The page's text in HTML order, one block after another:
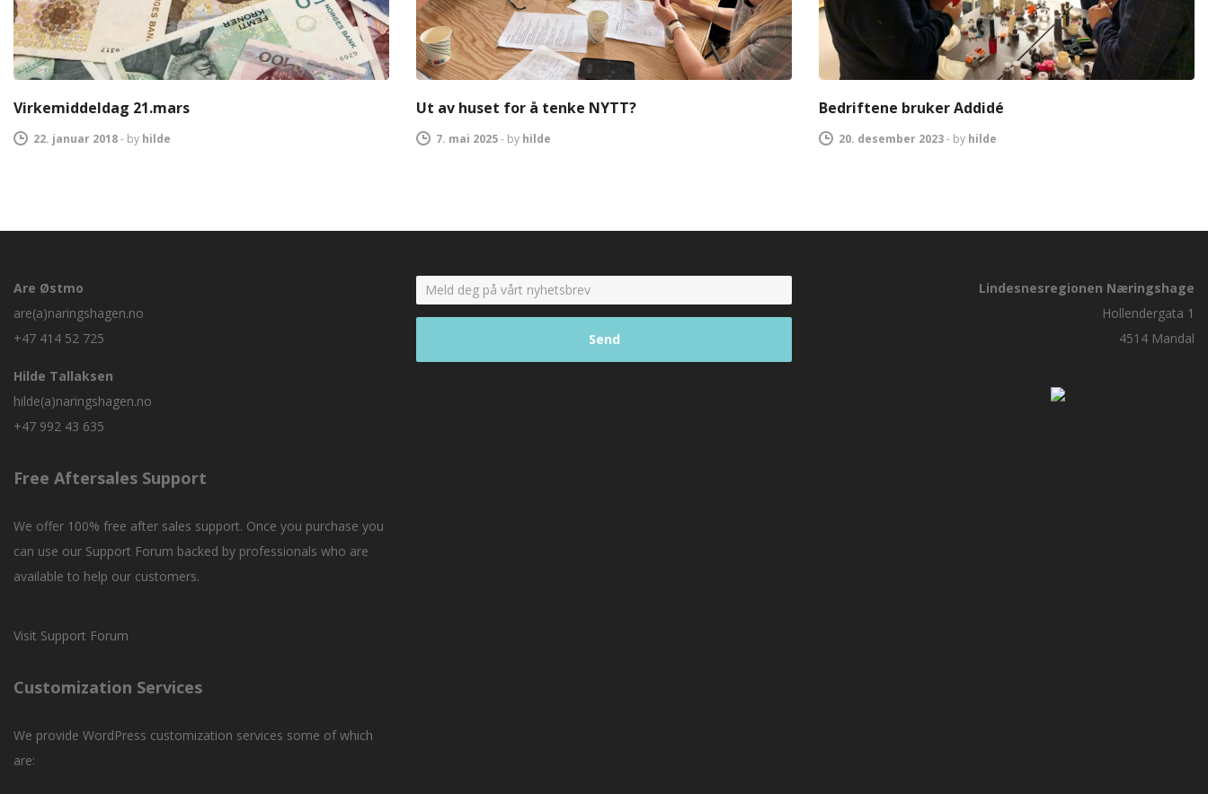
Virkemiddeldag 21.mars
22. januar 2018- by hilde
Ut av huset for å tenke NYTT?
7. mai 2025- by hilde
Bedriftene bruker Addidé
20. desember 2023- by hilde
Are Østmo
are(a)naringshagen.no
+47 414 52 725
Hilde Tallaksen
hilde(a)naringshagen.no
+47 992 43 635
Free Aftersales Support
We offer 100% free after sales support. Once you purchase you
can use our Support Forum backed by professionals who are
available to help our customers.
Visit Support Forum
Customization Services
We provide WordPress customization services some of which
are:
Lindesnesregionen Næringshage
Hollendergata 1
4514 Mandal